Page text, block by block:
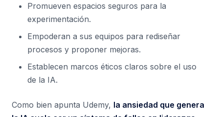
Promueven espacios seguros para la
experimentación.
Empoderan a sus equipos para rediseñar
procesos y proponer mejoras.
Establecen marcos éticos claros sobre el uso
de la IA.
Como bien apunta Udemy, la ansiedad que genera